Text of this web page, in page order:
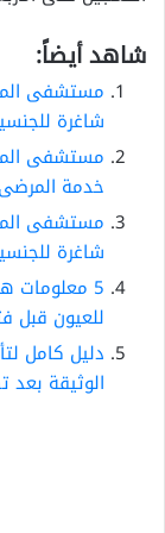
شاهد أيضاً:
مستشفى
شاغرة
مستشفى
خدمة
مستشفى
شاغرة
5
للعيون قبل
دليل كامل
الوثيقة بعد